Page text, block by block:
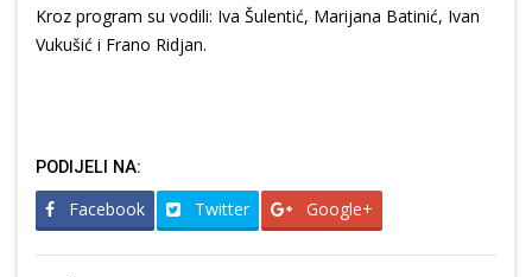
Kroz program su vodili: Iva Šulentić, Marijana Batinić, Ivan
Vukušić i Frano Ridjan.
PODIJELI NA:
Facebook Twitter Google+